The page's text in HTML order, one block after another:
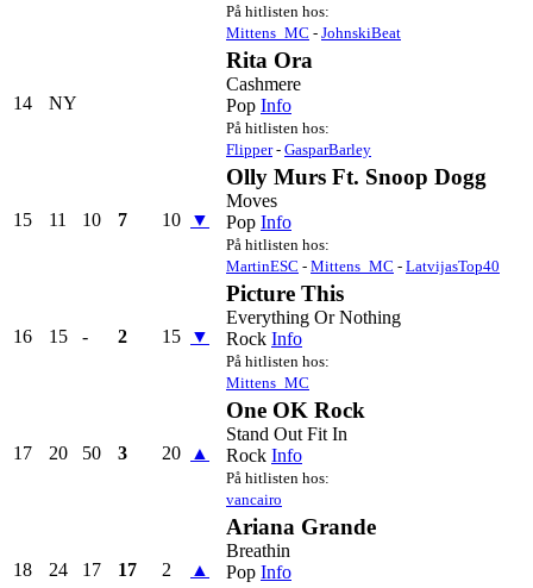
På hitlisten hos:
Mittens_MC - JohnskiBeat
14 NY
Rita Ora
Cashmere
Pop Info
På hitlisten hos:
Flipper- GasparBarley
15 11 10 7 10 ▼
Olly Murs Ft. Snoop Dogg
Moves
Pop Info
På hitlisten hos:
MartinESC - Mittens_MC - LatvijasTop40
16 15 - 2 15 ▼
Picture This
Everything Or Nothing
Rock Info
På hitlisten hos:
Mittens_MC
17 20 50 3 20 ▲
One OK Rock
Stand Out Fit In
Rock Info
På hitlisten hos:
vancairo
18 24 17 17 2 ▲
Ariana Grande
Breathin
Pop Info